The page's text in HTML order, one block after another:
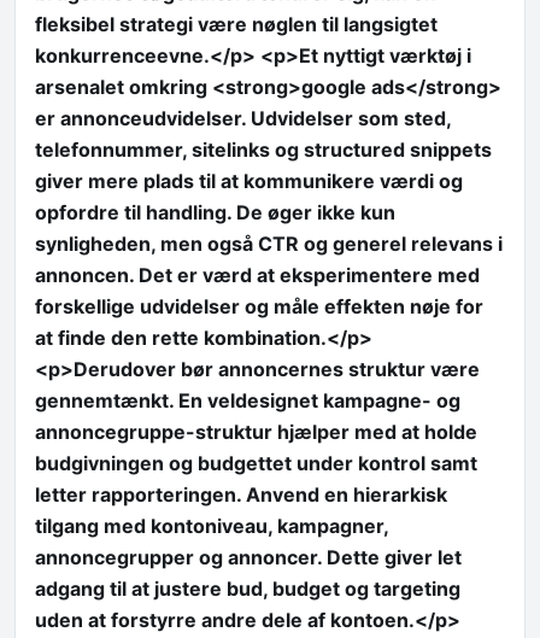
fleksibel strategi være nøglen til langsigtet
konkurrenceevne.</p> <p>Et nyttigt værktøj i
arsenalet omkring <strong>google ads</strong>
er annonceudvidelser. Udvidelser som sted,
telefonnummer, sitelinks og structured snippets
giver mere plads til at kommunikere værdi og
opfordre til handling. De øger ikke kun
synligheden, men også CTR og generel relevans i
annoncen. Det er værd at eksperimentere med
forskellige udvidelser og måle effekten nøje for
at finde den rette kombination.</p>
<p>Derudover bør annoncernes struktur være
gennemtænkt. En veldesignet kampagne- og
annoncegruppe-struktur hjælper med at holde
budgivningen og budgettet under kontrol samt
letter rapporteringen. Anvend en hierarkisk
tilgang med kontoniveau, kampagner,
annoncegrupper og annoncer. Dette giver let
adgang til at justere bud, budget og targeting
uden at forstyrre andre dele af kontoen.</p>